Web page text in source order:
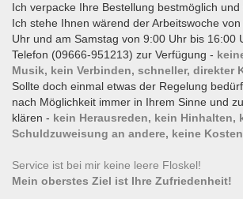
Ich verpacke Ihre Bestellung bestmöglich und
Ich stehe Ihnen wärend der Arbeitswoche
Uhr und am Samstag von 9:00 Uhr bis 16:00
Telefon (09666-951213) zur Verfügung -
Musik, kein Verbinden, schneller, direkter
Sollte doch einmal etwas der Regelung
nach Möglichkeit immer in Ihrem Sinne und
klären - kein Herausreden, kein Hinhalten,
Schuldzuweisung an andere, keine
Service ist bei mir keine leere Floskel!
Mein oberstes Ziel ist Ihre Zufriedenheit!